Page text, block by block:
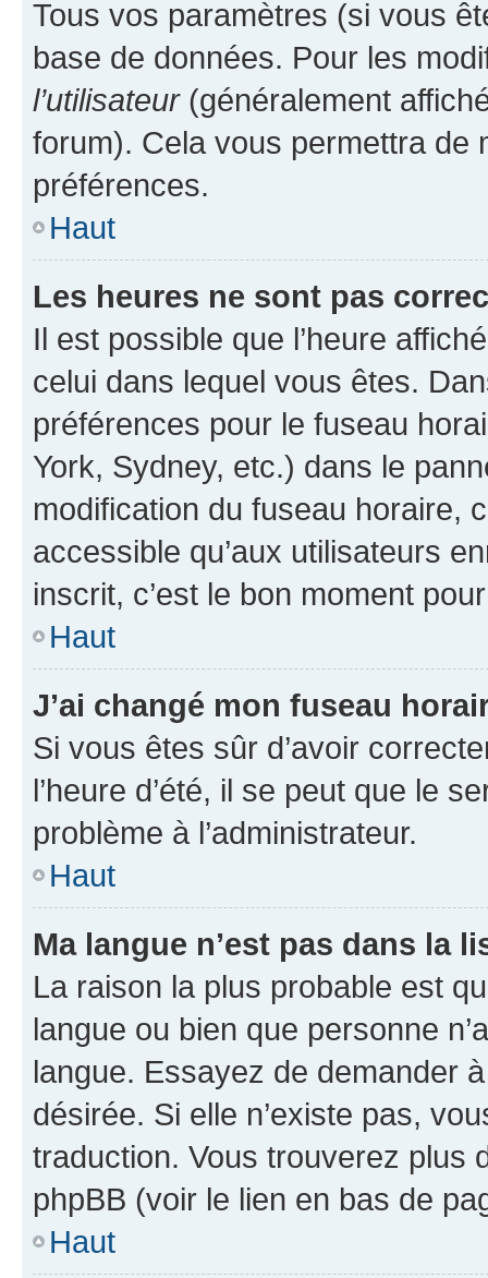
Tous vos paramètres (si vous
base de données. Pour les
l’utilisateur(généralement
forum). Cela vous permettra de
préférences.
Haut
Les heures ne sont pas
Il est possible que l’heure
celui dans lequel vous êtes.
préférences pour le fuseau
York, Sydney, etc.) dans le
modification du fuseau horaire,
accessible qu’aux utilisateurs
inscrit, c’est le bon moment
Haut
J’ai changé mon fuseau
Si vous êtes sûr d’avoir
l’heure d’été, il se peut que le
problème à l’administrateur.
Haut
Ma langue n’est pas dans la
La raison la plus probable est
langue ou bien que personne
langue. Essayez de demander
désirée. Si elle n’existe pas,
traduction. Vous trouverez plus
phpBB (voir le lien en bas de
Haut